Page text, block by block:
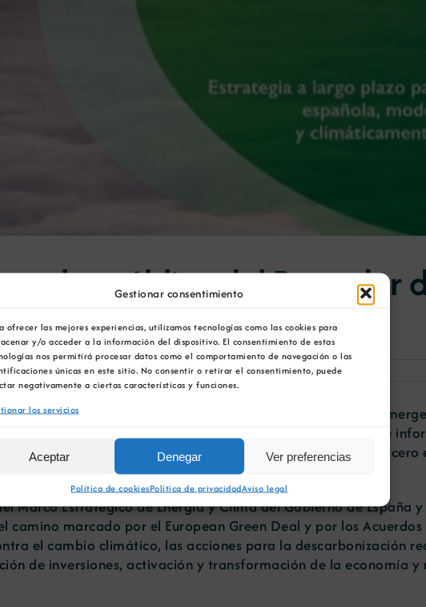
Gestionar consentimiento
ofrecer las mejores experiencias, utilizamos tecnologías como las cookies para
y/o acceder a la información del dispositivo. El consentimiento de estas
nos permitirá procesar datos como el comportamiento de navegación o las
únicas en este sitio. No consentir o retirar el consentimiento, puede
negativamente a ciertas características y funciones.
los servicios
Aceptar Denegar Ver preferencias
Política de cookiesPolítica de privacidadAviso legal
pública del Borrador
Largo Plazo
de ser climáticamente neutra en 2050 y la declaración de
y el Reto Demográfico (MITECO) ha activado el periodo de
la senda para lograr que España tenga una economía con
Marco Estratégico de Energía y Clima del Gobierno de España
camino marcado por el European Green Deal y por los
el cambio climático, las acciones para la descarbonización
de inversiones, activación y transformación de la economía